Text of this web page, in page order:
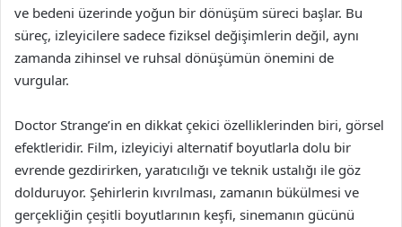
ve bedeni üzerinde yoğun bir dönüşüm süreci başlar. Bu
süreç, izleyicilere sadece fiziksel değişimlerin değil, aynı
zamanda zihinsel ve ruhsal dönüşümün önemini de
vurgular.
Doctor Strange’in en dikkat çekici özelliklerinden biri, görsel
efektleridir. Film, izleyiciyi alternatif boyutlarla dolu bir
evrende gezdirirken, yaratıcılığı ve teknik ustalığı ile göz
dolduruyor. Şehirlerin kıvrılması, zamanın bükülmesi ve
gerçekliğin çeşitli boyutlarının keşfi, sinemanın gücünü